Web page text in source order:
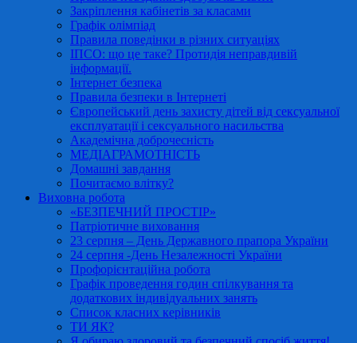
Закріплення кабінетів за класами
Графік олімпіад
Правила поведінки в різних ситуаціях
ІПСО: що це таке? Протидія неправдивій
інформації.
Інтернет безпека
Правила безпеки в Інтернеті
Європейський день захисту дітей від сексуальної
експлуатації і сексуального насильства
Академічна доброчесність
МЕДІАГРАМОТНІСТЬ
Домашні завдання
Почитаємо влітку?
Виховна робота
«БЕЗПЕЧНИЙ ПРОСТІР»
Патріотичне виховання
23 серпня – День Державного прапора України
24 серпня -День Незалежності України
Профорієнтаційна робота
Графік проведення годин спілкування та
додаткових індивідуальних занять
Список класних керівників
ТИ ЯК?